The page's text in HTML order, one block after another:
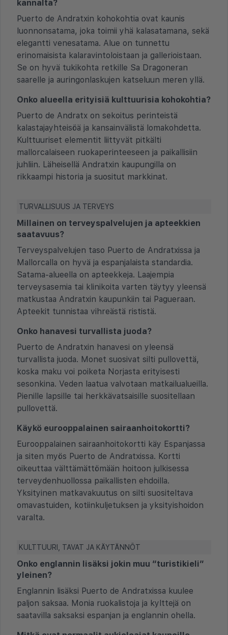
kannalta?
Puerto de Andratxin kohokohtia ovat kaunis
luonnonsatama, joka toimii yhä kalasatamana, sekä
elegantti venesatama. Alue on tunnettu
erinomaisista kalaravintoloistaan ja gallerioistaan.
Se on hyvä tukikohta retkille Sa Dragoneran
saarelle ja auringonlaskujen katseluun meren yllä.
Onko alueella erityisiä kulttuurisia kohokohtia?
Puerto de Andratx on sekoitus perinteistä
kalastajayhteisöä ja kansainvälistä lomakohdetta.
Kulttuuriset elementit liittyvät pitkälti
mallorcalaiseen ruokaperinteeseen ja paikallisiin
juhliin. Läheisellä Andratxin kaupungilla on
rikkaampi historia ja suositut markkinat.
TURVALLISUUS JA TERVEYS
Millainen on terveyspalvelujen ja apteekkien
saatavuus?
Terveyspalvelujen taso Puerto de Andratxissa ja
Mallorcalla on hyvä ja espanjalaista standardia.
Satama-alueella on apteekkeja. Laajempia
terveysasemia tai klinikoita varten täytyy yleensä
matkustaa Andratxin kaupunkiin tai Pagueraan.
Apteekit tunnistaa vihreästä rististä.
Onko hanavesi turvallista juoda?
Puerto de Andratxin hanavesi on yleensä
turvallista juoda. Monet suosivat silti pullovettä,
koska maku voi poiketa Norjasta erityisesti
sesonkina. Veden laatua valvotaan matkailualueilla.
Pienille lapsille tai herkkävatsaisille suositellaan
pullovettä.
Käykö eurooppalainen sairaanhoitokortti?
Eurooppalainen sairaanhoitokortti käy Espanjassa
ja siten myös Puerto de Andratxissa. Kortti
oikeuttaa välttämättömään hoitoon julkisessa
terveydenhuollossa paikallisten ehdoilla.
Yksityinen matkavakuutus on silti suositeltava
omavastuiden, kotiinkuljetuksen ja yksityishoidon
varalta.
KULTTUURI, TAVAT JA KÄYTÄNNÖT
Onko englannin lisäksi jokin muu “turistikieli”
yleinen?
Englannin lisäksi Puerto de Andratxissa kuulee
paljon saksaa. Monia ruokalistoja ja kylttejä on
saatavilla saksaksi espanjan ja englannin ohella.